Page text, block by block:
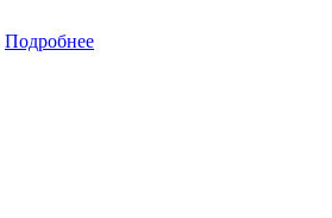
Подробнее